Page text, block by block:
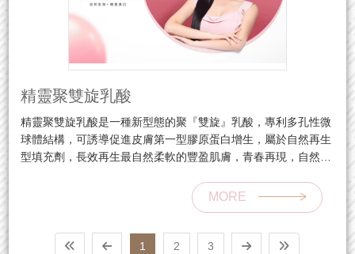
精靈聚雙旋乳酸
精靈聚雙旋乳酸是一種新型態的聚『雙旋』乳酸，專利多孔性微
球體結構，可誘導促進皮膚第一型膠原蛋白增生，屬於自然再生
型填充劑，長效再生最自然柔軟的豐盈肌膚，青春再現，自然回
MORE
1 2 3